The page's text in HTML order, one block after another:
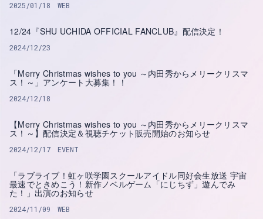
2025/01/18 WEB
12/24『SHU UCHIDA OFFICIAL FANCLUB』配信決定！
2024/12/23
「Merry Christmas wishes to you ～内田秀からメリークリスマ
ス！～」アンケート大募集！！
2024/12/18
【Merry Christmas wishes to you ～内田秀からメリークリスマ
ス！～】配信決定＆視聴チケット販売開始のお知らせ
2024/12/17 EVENT
「ラブライブ！虹ヶ咲学園スクールアイドル同好会生放送 宇宙
最速でときめこう！新作ノベルゲーム「にじちず」遊んでみ
た！」出演のお知らせ
2024/11/09 WEB